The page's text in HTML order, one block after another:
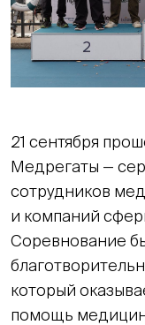
21 сентября
Медрегаты —
сотрудников
и компаний
Соревнование
который
помощь